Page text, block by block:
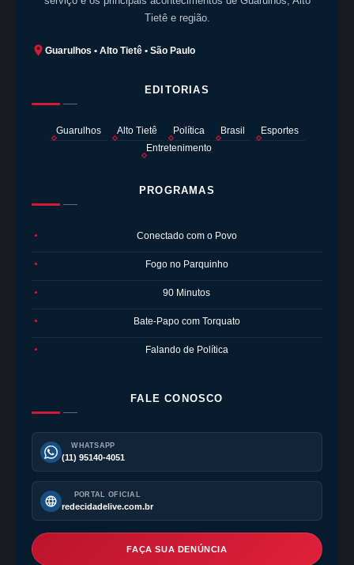
Tietê e região.
Guarulhos • Alto Tietê • São Paulo
EDITORIAS
Guarulhos Alto Tietê Política Brasil
Esportes
Entretenimento
PROGRAMAS
● Conectado com o Povo
● Fogo no Parquinho
● 90 Minutos
● Bate-Papo com Torquato
● Falando de Política
FALE CONOSCO
WHATSAPP
(11) 95140-4051
PORTAL OFICIAL
redecidadelive.com.br
FAÇA SUA DENÚNCIA